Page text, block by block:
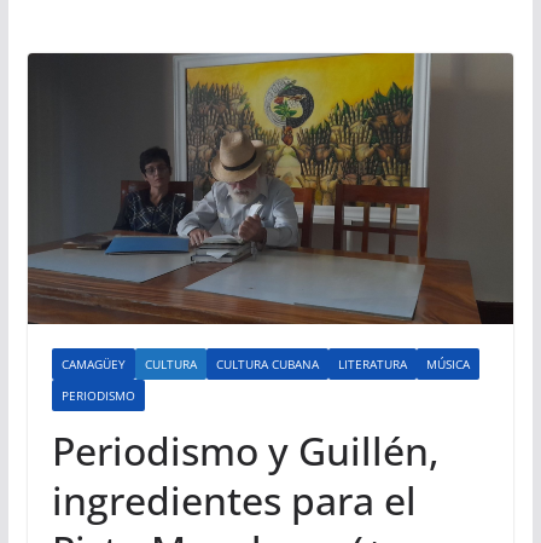
CAMAGÜEY CULTURA CULTURA CUBANA LITERATURA
MÚSICA
PERIODISMO
Periodismo y Guillén,
ingredientes para el